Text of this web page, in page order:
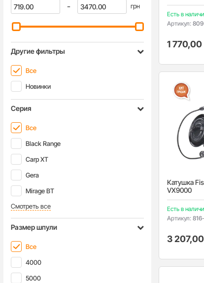
- грн
Другие фильтры
Все
Новинки
Серия
Все
Black Range
Carp XT
Gera
Mirage BT
Смотреть все
Размер шпули
Все
4000
5000
Есть в
Артикул:
1 770,00
Катушка
VX9000
Есть в
Артикул:
3 207,00